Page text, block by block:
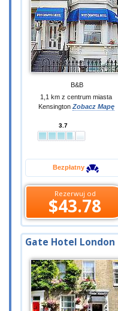
B&B
1,1 km z centrum miasta
Kensington Zobacz Mapę
3.7
Bezpłatny
Rezerwuj od
$43.78
Gate Hotel London